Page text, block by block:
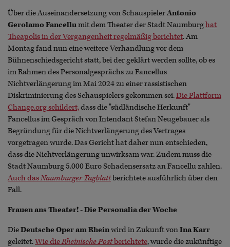
Über die Auseinandersetzung von SchauspielerAntonio
Gerolamo Fancellumit dem Theater der Stadt Naumburghat
Theapolis in der Vergangenheit regelmäßig berichtet. Am
Montag fand nun eine weitere Verhandlung vor dem
Bühnenschiedsgericht statt, bei der geklärt werden sollte, ob es
im Rahmen des Personalgesprächs zu Fancellus
Nichtverlängerung im Mai 2024 zu einer rassistischen
Diskriminierung des Schauspielers gekommen sei.Die Plattform
Change.org schildert,dass die "südländische Herkunft"
Fancellus im Gespräch von Intendant Stefan Neugebauer als
Begründung für die Nichtverlängerung des Vertrages
vorgetragen wurde. Das Gericht hat daher nun entschieden,
dass die Nichtverlängerung unwirksam war. Zudem muss die
Stadt Naumburg 5.000 Euro Schadensersatz an Fancellu zahlen.
Auch dasNaumburger Tagblattberichtete ausführlich über den
Fall.
Frauen ans Theater! - Die Personalia der Woche
DieDeutsche Oper am Rheinwird in Zukunft vonIna Karr
geleitet.Wie dieRheinische Postberichtete, wurde die zukünftige